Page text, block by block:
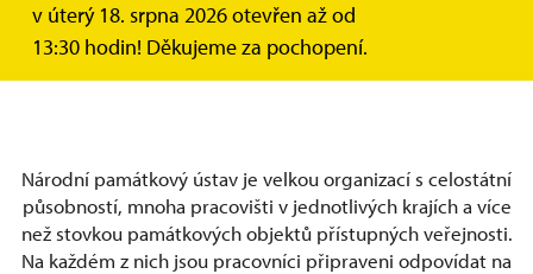
v úterý 18. srpna 2026 otevřen až od
13:30 hodin! Děkujeme za pochopení.
Pro média
Národní památkový ústav je velkou organizací s celostátní
působností, mnoha pracovišti v jednotlivých krajích a více
než stovkou památkových objektů přístupných veřejnosti.
Na každém z nich jsou pracovníci připraveni odpovídat na